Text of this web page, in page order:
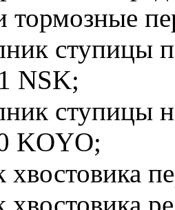
тормозные
ступицы
NSK;
ступицы
KOYO;
хвостовика